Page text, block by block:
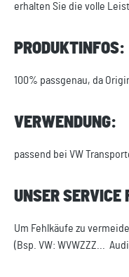
erhalten Sie die volle
PRODUKTINFOS:
100% passgenau, da
VERWENDUNG:
passend bei VW
UNSER SERVICE
Um Fehlkäufe zu
(Bsp. VW: WVWZZZ...